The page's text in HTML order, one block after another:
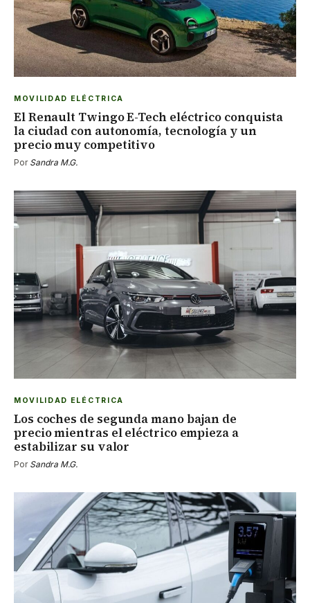
MOVILIDAD ELÉCTRICA
El Renault Twingo E-Tech eléctrico conquista
la ciudad con autonomía, tecnología y un
precio muy competitivo
Por Sandra M.G.
MOVILIDAD ELÉCTRICA
Los coches de segunda mano bajan de
precio mientras el eléctrico empieza a
estabilizar su valor
Por Sandra M.G.